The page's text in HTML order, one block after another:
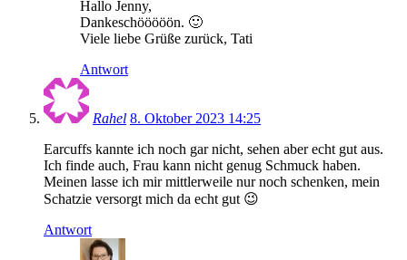
Hallo Jenny,
Dankeschööööön. 🙂
Viele liebe Grüße zurück, Tati
Antwort
Rahel 8. Oktober 2023 14:25
Earcuffs kannte ich noch gar nicht, sehen aber echt gut aus.
Ich finde auch, Frau kann nicht genug Schmuck haben.
Meinen lasse ich mir mittlerweile nur noch schenken, mein
Schatzie versorgt mich da echt gut 😉
Antwort